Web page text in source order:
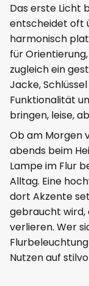
Das erste Licht
entscheidet oft
harmonisch
für
zugleich ein
Jacke,
Funktionalität
bringen, leise,
Ob am Morgen
abends beim
Lampe im Flur
Alltag. Eine
dort Akzente
gebraucht wird,
verlieren. Wer
Nutzen auf